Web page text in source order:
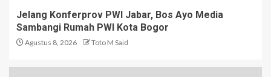
Jelang Konferprov PWI Jabar, Bos Ayo Media
Sambangi Rumah PWI Kota Bogor
Agustus 8, 2026 Toto M Said